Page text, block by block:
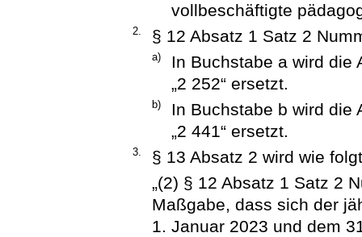
vollbeschäftigte
2. § 12 Absatz 1 Satz 2
a)
In Buchstabe a wird die
„2 252“ ersetzt.
b)
In Buchstabe b wird die
„2 441“ ersetzt.
3.
§ 13 Absatz 2 wird wie
„(2) § 12 Absatz 1 Satz 2
Maßgabe, dass sich der
1. Januar 2023 und dem